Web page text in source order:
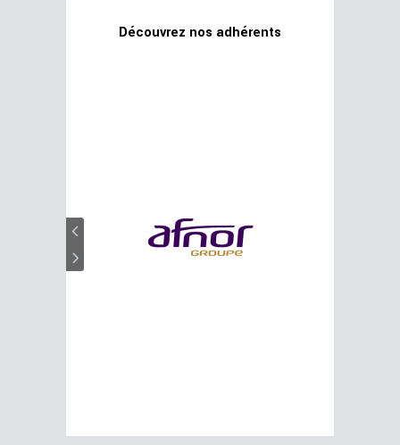
Découvrez nos adhérents